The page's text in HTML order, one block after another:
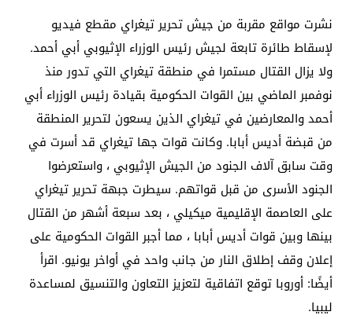
نشرت مواقع مقربة من جيش تحرير تيغراي مقطع فيديو
لإسقاط طائرة تابعة لجيش رئيس الوزراء الإثيوبي أبي أحمد.
ولا يزال القتال مستمرا في منطقة تيغراي التي تدور منذ
نوفمبر الماضي بين القوات الحكومية بقيادة رئيس الوزراء أبي
أحمد والمعارضين في تيغراي الذين يسعون لتحرير المنطقة
من قبضة أديس أبابا. وكانت قوات جها تيغراي قد أسرت في
وقت سابق آلاف الجنود من الجيش الإثيوبي ، واستعرضوا
الجنود الأسرى من قبل قواتهم. سيطرت جبهة تحرير تيغراي
على العاصمة الإقليمية ميكيلي ، بعد سبعة أشهر من القتال
بينها وبين قوات أديس أبابا ، مما أجبر القوات الحكومية على
إعلان وقف إطلاق النار من جانب واحد في أواخر يونيو. اقرأ
أيضًا: أوروبا توقع اتفاقية لتعزيز التعاون والتنسيق لمساعدة
ليبيا.